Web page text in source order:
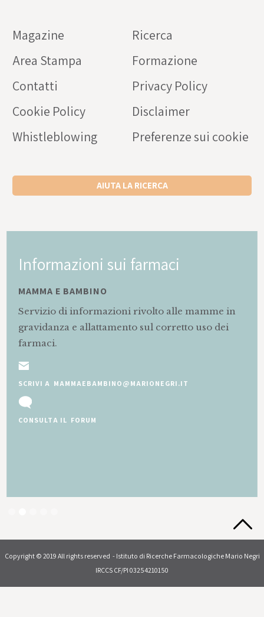
Magazine
Ricerca
Area Stampa
Formazione
Contatti
Privacy Policy
Cookie Policy
Disclaimer
Whistleblowing
Preferenze sui cookie
AIUTA LA RICERCA
Informazioni sui farmaci
MAMMA E BAMBINO
Servizio di informazioni rivolto alle mamme in
gravidanza e allattamento sul corretto uso dei
farmaci.
SCRIVI A MAMMAEBAMBINO@MARIONEGRI.IT
CONSULTA IL FORUM
Copyright © 2019 All rights reserved - Istituto di Ricerche Farmacologiche Mario Negri
IRCCS CF/PI 03254210150